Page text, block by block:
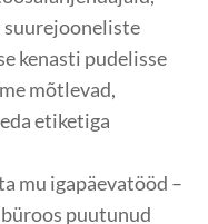
suurejooneliste
kenasti pudelisse
mõtlevad,
etiketiga
mu igapäevatööd –
puutunud